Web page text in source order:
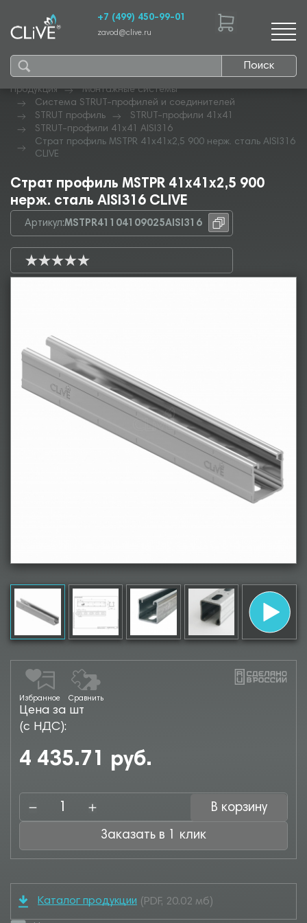
Поиск
+7 (499) 450-99-01
zavod@clive.ru
Продукция
Монтажные системы
Система STRUT-профилей и соединителей
STRUT профиль
STRUT-профили 41х41
STRUT-профили 41х41 AISI316
Страт профиль MSTPR 41х41х2,5 900 нерж. сталь AISI316
CLIVE
Страт профиль MSTPR 41х41х2,5 900
нерж. сталь AISI316 CLIVE
Артикул:MSTPR41104109025AISI316
Избранное Сравнить
Цена за шт
(с НДС):
4 435.71 руб.
В корзину
Заказать в 1 клик
Каталог продукции (PDF, 20.02 мб)